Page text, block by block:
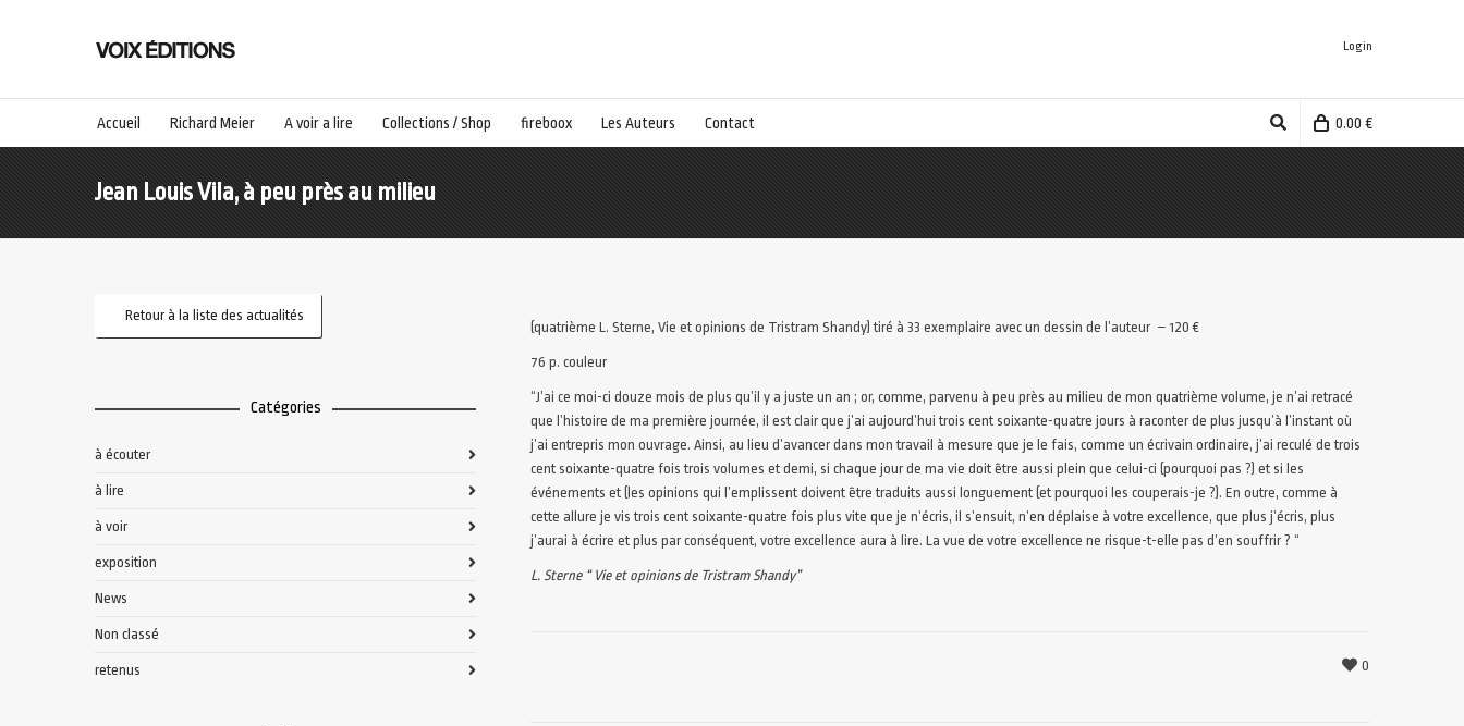
Login
Accueil Richard Meier A voir a lire Collections / Shop fireboox Les Auteurs Contact 0.00 €
Jean Louis Vila, à peu près au milieu
(quatrième L. Sterne, Vie et opinions de Tristram Shandy) tiré à 33 exemplaire avec un dessin de l’auteur – 120 €
76 p. couleur
“J’ai ce moi-ci douze mois de plus qu’il y a juste un an ; or, comme, parvenu à peu près au milieu de mon quatrième volume, je n’ai retracé
que l’histoire de ma première journée, il est clair que j’ai aujourd’hui trois cent soixante-quatre jours à raconter de plus jusqu’à l’instant où
j’ai entrepris mon ouvrage. Ainsi, au lieu d’avancer dans mon travail à mesure que je le fais, comme un écrivain ordinaire, j’ai reculé de trois
cent soixante-quatre fois trois volumes et demi, si chaque jour de ma vie doit être aussi plein que celui-ci (pourquoi pas ?) et si les
événements et (les opinions qui l’emplissent doivent être traduits aussi longuement (et pourquoi les couperais-je ?). En outre, comme à
cette allure je vis trois cent soixante-quatre fois plus vite que je n’écris, il s’ensuit, n’en déplaise à votre excellence, que plus j’écris, plus
j’aurai à écrire et plus par conséquent, votre excellence aura à lire. La vue de votre excellence ne risque-t-elle pas d’en souffrir ? “
L. Sterne “ Vie et opinions de Tristram Shandy”
0
Retour à la liste des actualités
Catégories
à écouter
à lire
à voir
exposition
News
Non classé
retenus